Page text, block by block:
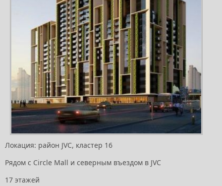
Локация: район JVC, кластер 16
Рядом с Circle Mall и северным въездом в JVC
17 этажей